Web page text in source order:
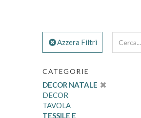
Azzera Filtri
CATEGORIE
DECOR NATALE
DECOR
TAVOLA
TESSILE E